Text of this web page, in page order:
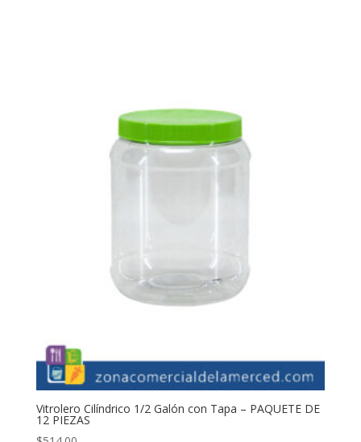
Vitrolero Cilíndrico 1/2 Galón con Tapa – PAQUETE DE
12 PIEZAS